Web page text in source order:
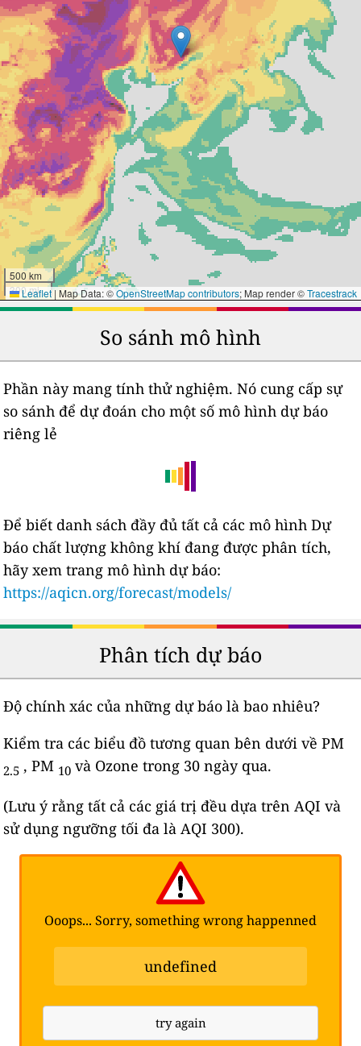
500 km
300 mi
Leaflet| Map Data: ©OpenStreetMap contributors; Map render ©Tracestrack
So sánh mô hình
Phần này mang tính thử nghiệm. Nó cung cấp sự
so sánh để dự đoán cho một số mô hình dự báo
riêng lẻ
Để biết danh sách đầy đủ tất cả các mô hình Dự
báo chất lượng không khí đang được phân tích,
hãy xem trang mô hình dự báo:
https://aqicn.org/forecast/models/
Phân tích dự báo
Độ chính xác của những dự báo là bao nhiêu?
Kiểm tra các biểu đồ tương quan bên dưới về PM
2.5 , PM 10 và Ozone trong 30 ngày qua.
(Lưu ý rằng tất cả các giá trị đều dựa trên AQI và
sử dụng ngưỡng tối đa là AQI 300).
Ooops... Sorry, something wrong happenned
undefined
try again